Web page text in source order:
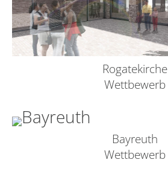
Rogatekirche
Wettbewerb
Bayreuth
Wettbewerb